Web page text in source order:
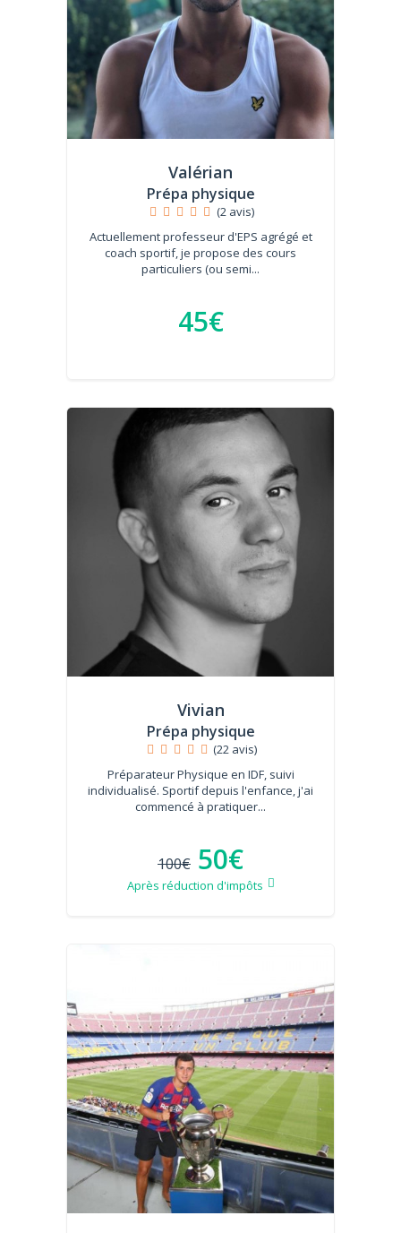
Valérian
Prépa physique
(2 avis)
Actuellement professeur d'EPS agrégé et
coach sportif, je propose des cours
particuliers (ou semi...
45€
Vivian
Prépa physique
(22 avis)
Préparateur Physique en IDF, suivi
individualisé. Sportif depuis l'enfance, j'ai
commencé à pratiquer...
100€ 50€
Après réduction d'impôts